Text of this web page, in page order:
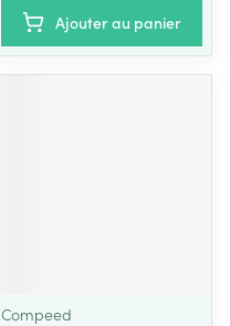
Ajouter au panier
Compeed